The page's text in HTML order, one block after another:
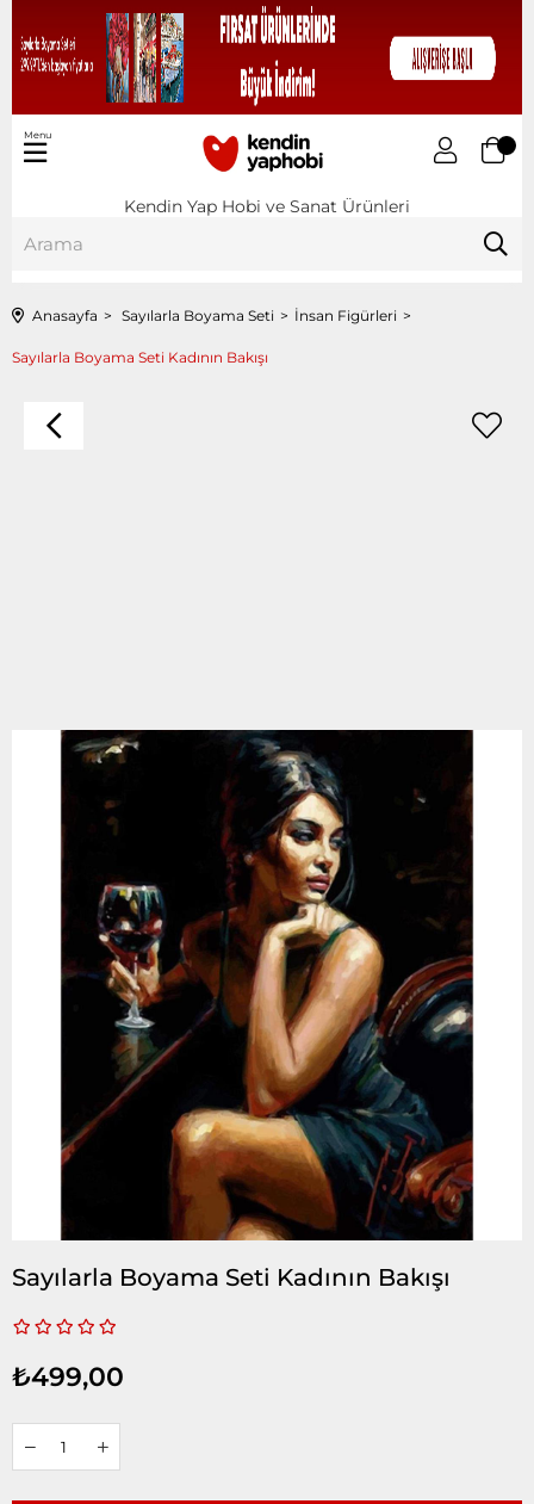
Kendin Yap Hobi ve Sanat Ürünleri
Menu
Anasayfa Sayılarla Boyama Seti İnsan Figürleri
Sayılarla Boyama Seti Kadının Bakışı
Sayılarla Boyama Seti Kadının Bakışı
₺499,00